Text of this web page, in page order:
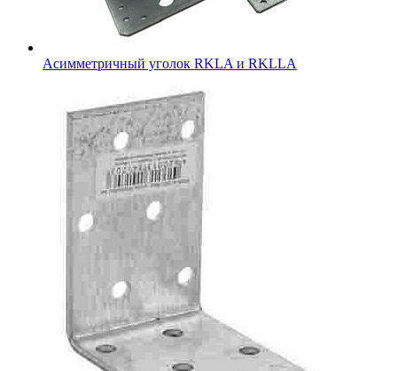
Асимметричный уголок RKLA и RKLLA